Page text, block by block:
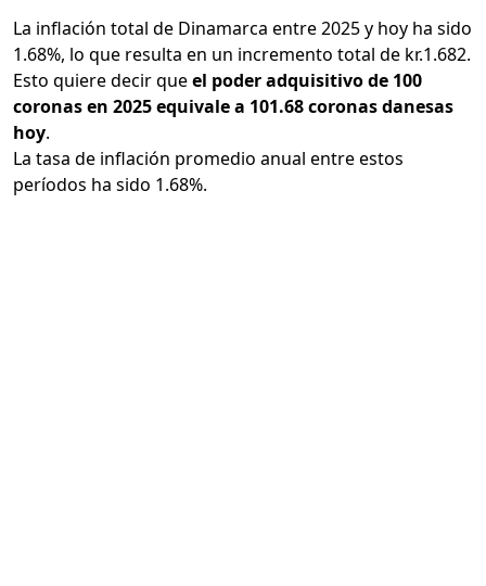
La inflación total de Dinamarca entre 2025 y hoy ha sido
1.68%, lo que resulta en un incremento total de kr.1.682.
Esto quiere decir queel poder adquisitivo de 100
coronas en 2025 equivale a 101.68 coronas danesas
hoy.
La tasa de inflación promedio anual entre estos
períodos ha sido 1.68%.